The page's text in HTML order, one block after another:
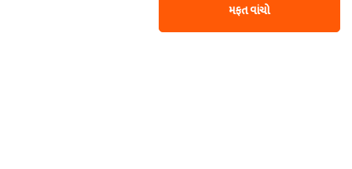
મફત વાંચો